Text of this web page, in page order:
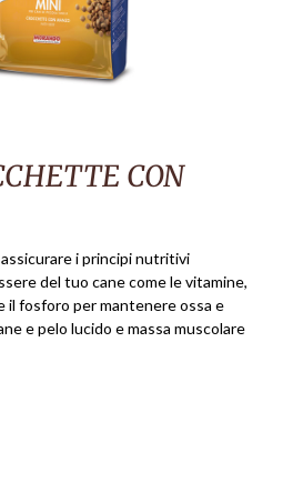
CON
i principi nutritivi
del tuo cane come le vitamine,
il fosforo per mantenere ossa e
e pelo lucido e massa muscolare